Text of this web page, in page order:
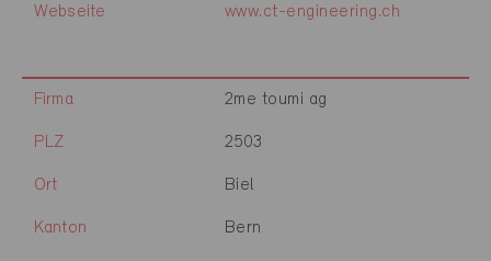
Webseite www.ct-engineering.ch
Firma 2me toumi ag
PLZ 2503
Ort Biel
Kanton Bern